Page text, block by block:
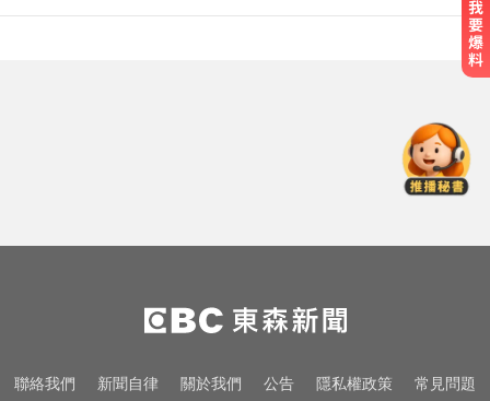
請從重量刑
漢光首日共機大舉逼近！偵獲14架
共機、9艘共艦
曾號召反女權集會！36歲網紅陳屍
聯絡我們 新聞自律 關於我們 公告 隱私權政策 常見問題